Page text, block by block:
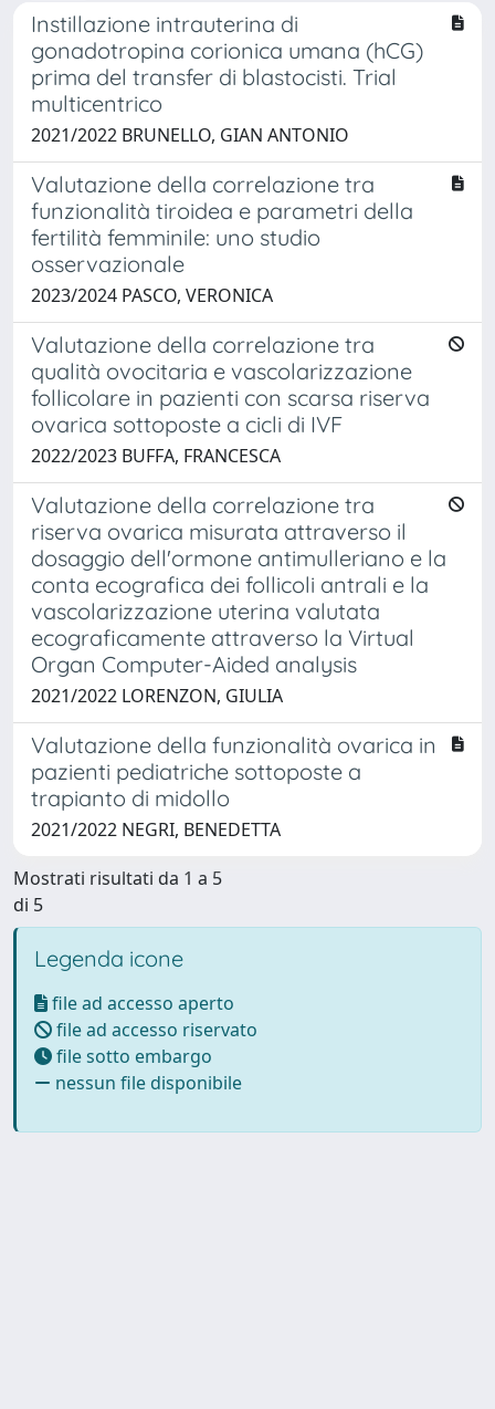
Instillazione intrauterina di
gonadotropina corionica umana (hCG)
prima del transfer di blastocisti. Trial
multicentrico
2021/2022 BRUNELLO, GIAN ANTONIO
Valutazione della correlazione tra
funzionalità tiroidea e parametri della
fertilità femminile: uno studio
osservazionale
2023/2024 PASCO, VERONICA
Valutazione della correlazione tra
qualità ovocitaria e vascolarizzazione
follicolare in pazienti con scarsa riserva
ovarica sottoposte a cicli di IVF
2022/2023 BUFFA, FRANCESCA
Valutazione della correlazione tra
riserva ovarica misurata attraverso il
dosaggio dell'ormone antimulleriano e la
conta ecografica dei follicoli antrali e la
vascolarizzazione uterina valutata
ecograficamente attraverso la Virtual
Organ Computer-Aided analysis ​
2021/2022 LORENZON, GIULIA
Valutazione della funzionalità ovarica in
pazienti pediatriche sottoposte a
trapianto di midollo
2021/2022 NEGRI, BENEDETTA
Mostrati risultati da 1 a 5
di 5
Legenda icone
file ad accesso aperto
file ad accesso riservato
file sotto embargo
nessun file disponibile